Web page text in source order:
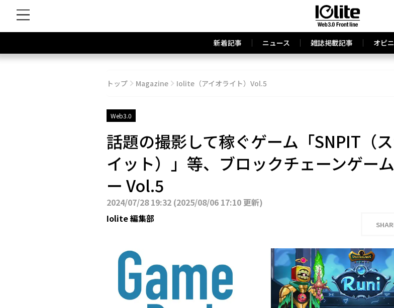
新着記事 ニュース 雑誌掲載記事 オピ
トップ Magazine Iolite（アイオライト）Vol.5
Web3.0
話題の撮影して稼ぐゲーム「SNPIT（
イット）」等、ブロックチェーンゲー
ー Vol.5
2024/07/28 19:32(2025/08/06 17:10 更新)
Iolite 編集部